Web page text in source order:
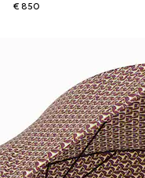
€ 850